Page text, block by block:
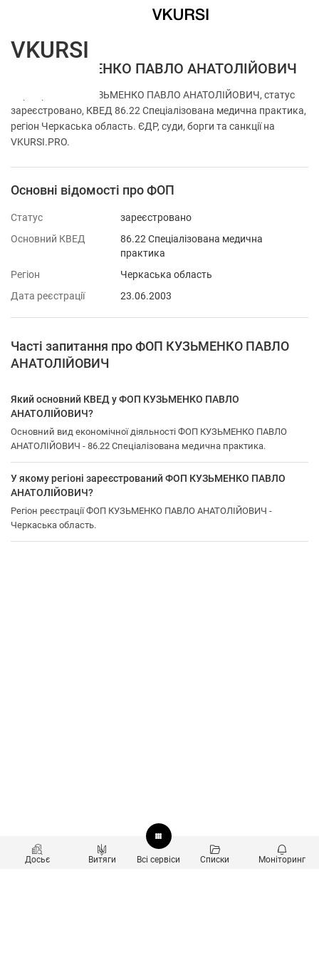
ФОП КУЗЬМЕНКО ПАВЛО АНАТОЛІЙОВИЧ
Перевірка ФОП КУЗЬМЕНКО ПАВЛО АНАТОЛІЙОВИЧ, статус
зареєстровано, КВЕД 86.22 Спеціалізована медична практика,
регіон Черкаська область. ЄДР, суди, борги та санкції на
VKURSI.PRO.
Основні відомості про ФОП
Статус
зареєстровано
Основний КВЕД
86.22 Спеціалізована медична
практика
Регіон
Черкаська область
Дата реєстрації
23.06.2003
Часті запитання про ФОП КУЗЬМЕНКО ПАВЛО
АНАТОЛІЙОВИЧ
Який основний КВЕД у ФОП КУЗЬМЕНКО ПАВЛО
АНАТОЛІЙОВИЧ?
Основний вид економічної діяльності ФОП КУЗЬМЕНКО ПАВЛО
АНАТОЛІЙОВИЧ - 86.22 Спеціалізована медична практика.
У якому регіоні зареєстрований ФОП КУЗЬМЕНКО ПАВЛО
АНАТОЛІЙОВИЧ?
Регіон реєстрації ФОП КУЗЬМЕНКО ПАВЛО АНАТОЛІЙОВИЧ -
Черкаська область.
Досьє Витяги Всі сервіси Списки Моніторинг
VKURSI